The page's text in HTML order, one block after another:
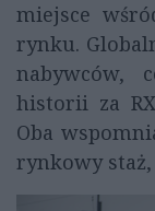
miejsce
rynku.
nabywców,
historii za
Oba
rynkowy staż,